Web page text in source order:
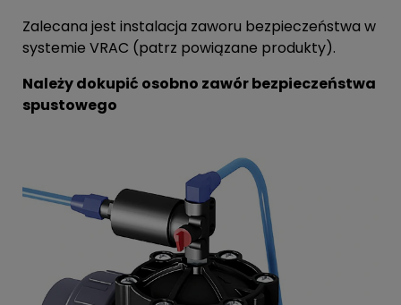
Zalecana jest instalacja zaworu bezpieczeństwa w
systemie VRAC (patrz powiązane produkty).
Należy dokupić osobno zawór bezpieczeństwa
spustowego